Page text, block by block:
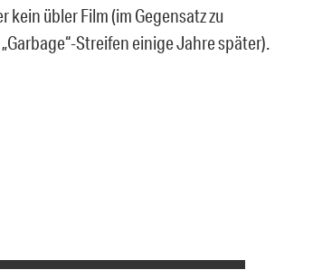
kein übler Film (im Gegensatz zu
Streifen einige Jahre später).